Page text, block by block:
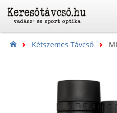
Kétszemes Távcső